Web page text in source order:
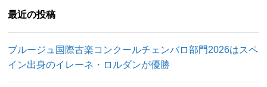
最近の投稿
ブルージュ国際古楽コンクールチェンバロ部門2026はスペ
イン出身のイレーネ・ロルダンが優勝